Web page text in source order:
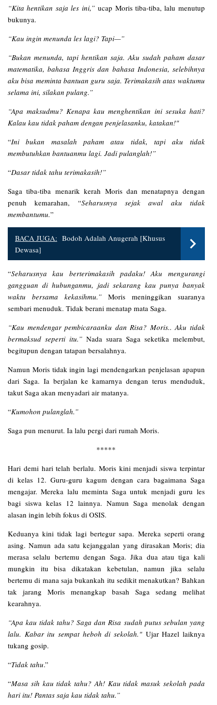
“Kita hentikan saja les ini,”ucap Moris tiba-tiba, lalu menutup
bukunya.
“Kau ingin menunda les lagi? Tapi—”
“Bukan menunda, tapi hentikan saja. Aku sudah paham dasar
matematika, bahasa Inggris dan bahasa Indonesia, selebihnya
aku bisa meminta bantuan guru saja. Terimakasih atas waktumu
selama ini, silakan pulang.”
“Apa maksudmu? Kenapa kau menghentikan ini sesuka hati?
Kalau kau tidak paham dengan penjelasanku, katakan!"
“Ini bukan masalah paham atau tidak, tapi aku tidak
membutuhkan bantuanmu lagi. Jadi pulanglah!”
“Dasar tidak tahu terimakasih!”
Saga tiba-tiba menarik kerah Moris dan menatapnya dengan
penuh kemarahan, “Seharusnya sejak awal aku tidak
membantumu.”
BACA JUGA: Bodoh Adalah Anugerah [Khusus
Dewasa]
“Seharusnya kau berterimakasih padaku! Aku mengurangi
gangguan di hubunganmu, jadi sekarang kau punya banyak
waktu bersama kekasihmu.”Moris meninggikan suaranya
sembari menuduk. Tidak berani menatap mata Saga.
“Kau mendengar pembicaraanku dan Risa? Moris.. Aku tidak
bermaksud seperti itu.”Nada suara Saga seketika melembut,
begitupun dengan tatapan bersalahnya.
Namun Moris tidak ingin lagi mendengarkan penjelasan apapun
dari Saga. Ia berjalan ke kamarnya dengan terus menduduk,
takut Saga akan menyadari air matanya.
“Kumohon pulanglah.”
Saga pun menurut. Ia lalu pergi dari rumah Moris.
*****
Hari demi hari telah berlalu. Moris kini menjadi siswa terpintar
di kelas 12. Guru-guru kagum dengan cara bagaimana Saga
mengajar. Mereka lalu meminta Saga untuk menjadi guru les
bagi siswa kelas 12 lainnya. Namun Saga menolak dengan
alasan ingin lebih fokus di OSIS.
Keduanya kini tidak lagi bertegur sapa. Mereka seperti orang
asing. Namun ada satu kejanggalan yang dirasakan Moris; dia
merasa selalu bertemu dengan Saga. Jika dua atau tiga kali
mungkin itu bisa dikatakan kebetulan, namun jika selalu
bertemu di mana saja bukankah itu sedikit menakutkan? Bahkan
tak jarang Moris menangkap basah Saga sedang melihat
kearahnya.
“Apa kau tidak tahu? Saga dan Risa sudah putus sebulan yang
lalu. Kabar itu sempat heboh di sekolah." Ujar Hazel laiknya
tukang gosip.
“Tidak tahu.”
“Masa sih kau tidak tahu? Ah! Kau tidak masuk sekolah pada
hari itu! Pantas saja kau tidak tahu.”